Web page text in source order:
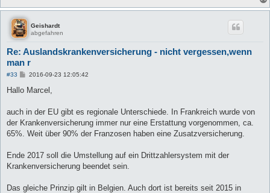
Geishardt
abgefahren
Re: Auslandskrankenversicherung - nicht vergessen,wenn
man r
#33
B
i
a
2016-09-23 12:05:42
Hallo Marcel,
auch in der EU gibt es regionale Unterschiede. In Frankreich wurde von
der Krankenversicherung immer nur eine Erstattung vorgenommen, ca.
65%. Weit über 90% der Franzosen haben eine Zusatzversicherung.
Ende 2017 soll die Umstellung auf ein Drittzahlersystem mit der
Krankenversicherung beendet sein.
Das gleiche Prinzip gilt in Belgien. Auch dort ist bereits seit 2015 in